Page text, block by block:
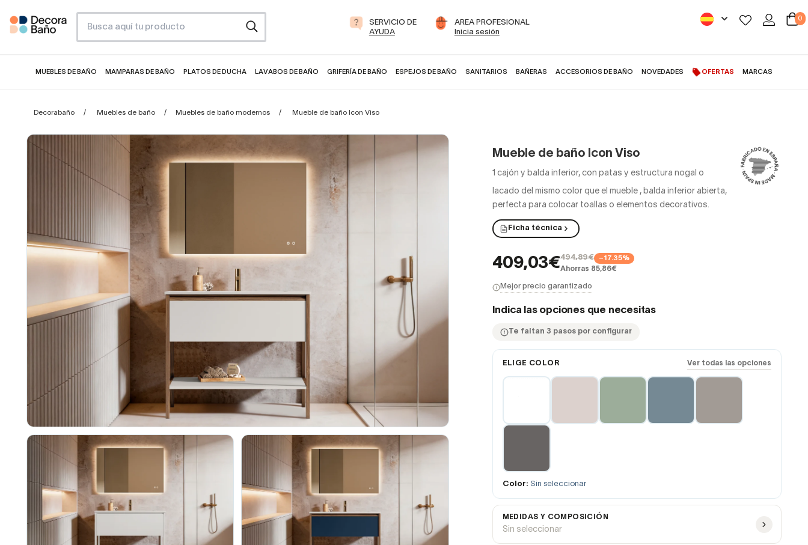
SERVICIO DE
AYUDA
AREA PROFESIONAL
Inicia sesión
0
MUEBLES DE BAÑO MAMPARAS DE BAÑO PLATOS DE DUCHA LAVABOS DE BAÑO GRIFERÍA DE BAÑO ESPEJOS DE BAÑO SANITARIOS BAÑERAS ACCESORIOS DE BAÑO NOVEDADES OFERTAS MARCAS
Decorabaño Muebles de baño Muebles de baño modernos Mueble de baño Icon Viso
Mueble de baño Icon Viso
1 cajón y balda inferior, con patas y estructura nogal o
lacado del mismo color que el mueble , balda inferior abierta,
perfecta para colocar toallas o elementos decorativos.
Ficha técnica
409,03€494,89€ −17.35%
Ahorras 85,86€
Mejor precio garantizado
Indica las opciones que necesitas
Te faltan 3 pasos por configurar
ELIGE COLOR Ver todas las opciones
Color: Sin seleccionar
MEDIDAS Y COMPOSICIÓN
Sin seleccionar